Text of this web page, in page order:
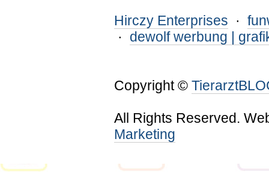
Hirczy Enterprises ·
· dewolf werbung |
Copyright ©
All Rights Reserved.
Marketing